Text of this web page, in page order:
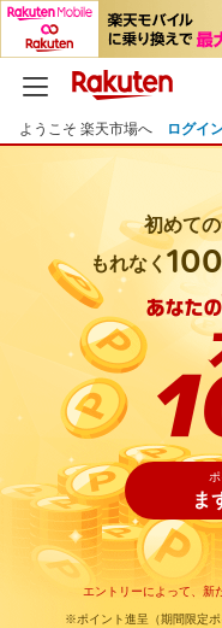
ようこそ 楽天市場へ ログイ
初めて
もれなく
ま
エントリーによって、新
※ポイント進呈（期間限定ポ
ポ
ま